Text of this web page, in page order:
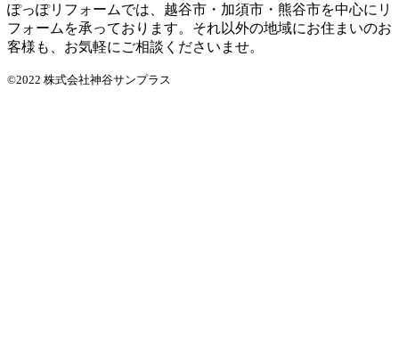
ぽっぽリフォームでは、越谷市・加須市・熊谷市を中心にリ
フォームを承っております。それ以外の地域にお住まいのお
客様も、お気軽にご相談くださいませ。
©2022 株式会社神谷サンプラス